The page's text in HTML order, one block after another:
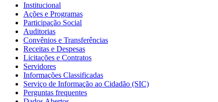
Institucional
Ações e Programas
Participação Social
Auditorias
Convênios e Transferências
Receitas e Despesas
Licitações e Contratos
Servidores
Informações Classificadas
Serviço de Informação ao Cidadão (SIC)
Perguntas frequentes